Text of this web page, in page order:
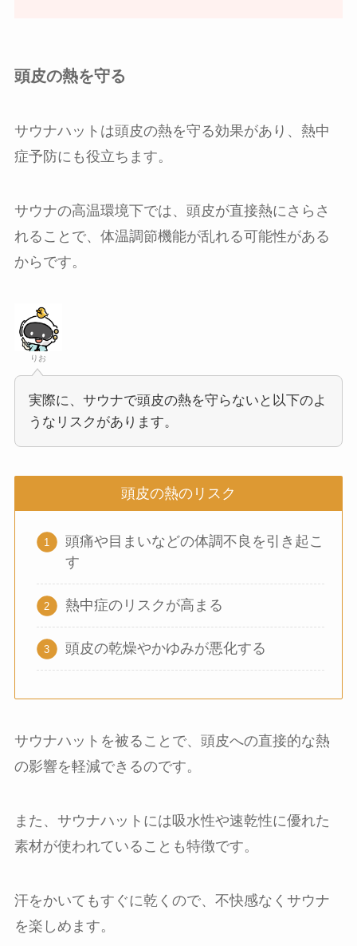
頭皮の熱を守る
サウナハットは頭皮の熱を守る効果があり、熱中
症予防にも役立ちます。
サウナの高温環境下では、頭皮が直接熱にさらさ
れることで、体温調節機能が乱れる可能性がある
からです。
りお
実際に、サウナで頭皮の熱を守らないと以下のよ
うなリスクがあります。
頭皮の熱のリスク
頭痛や目まいなどの体調不良を引き起こ
す
熱中症のリスクが高まる
頭皮の乾燥やかゆみが悪化する
サウナハットを被ることで、頭皮への直接的な熱
の影響を軽減できるのです。
また、サウナハットには吸水性や速乾性に優れた
素材が使われていることも特徴です。
汗をかいてもすぐに乾くので、不快感なくサウナ
を楽しめます。